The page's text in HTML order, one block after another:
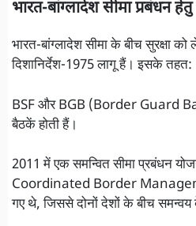
भारत-बांग्लादेश सीमा प्रबंधन हेतु
भारत-बांग्लादेश सीमा के बीच सुरक्षा
दिशानिर्देश-1975 लागू हैं। इसके तहत:
BSF और BGB (Border Guard
बैठकें होती हैं।
2011 में एक समन्वित सीमा प्रबंधन
Coordinated Border
गए थे, जिससे दोनों देशों के बीच